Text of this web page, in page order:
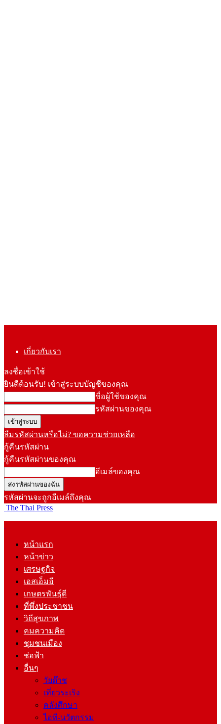
เกี่ยวกับเรา
ลงชื่อเข้าใช้
ยินดีต้อนรับ! เข้าสู่ระบบบัญชีของคุณ
ชื่อผู้ใช้ของคุณ
รหัสผ่านของคุณ
ลืมรหัสผ่านหรือไม่? ขอความช่วยเหลือ
กู้คืนรหัสผ่าน
กู้คืนรหัสผ่านของคุณ
อีเมล์ของคุณ
รหัสผ่านจะถูกอีเมล์ถึงคุณ
The Thai Press
หน้าแรก
หน้าข่าว
เศรษฐกิจ
เอสเอ็มอี
เกษตรพันธุ์ดี
ที่พึ่งประชาชน
วิถีสุขภาพ
คมความคิด
ชุมชนเมือง
ช่อฟ้า
อื่นๆ
วัยต๊าช
เที่ยวระเริง
คลังศึกษา
ไอที-นวัตกรรม